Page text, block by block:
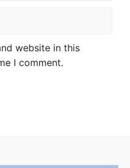
website in this
I comment.